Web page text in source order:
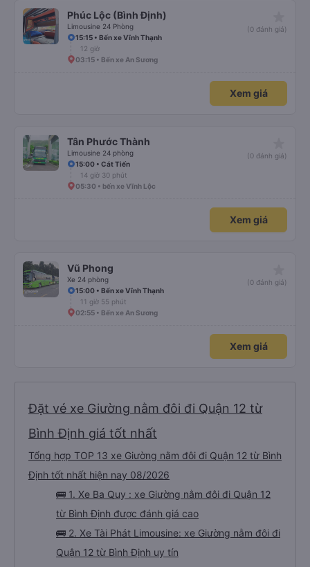
Phúc Lộc (Bình Định)
Limousine 24 Phòng
(0 đánh giá)
15:15 • Bến xe Vĩnh Thạnh
12 giờ
03:15 • Bến xe An Sương
Xem giá
Tân Phước Thành
Limousine 24 phòng
(0 đánh giá)
15:00 • Cát Tiến
14 giờ 30 phút
05:30 • bến xe Vĩnh Lộc
Xem giá
Vũ Phong
Xe 24 phòng
(0 đánh giá)
15:00 • Bến xe Vĩnh Thạnh
11 giờ 55 phút
02:55 • Bến xe An Sương
Xem giá
Đặt vé xe Giường nằm đôi đi Quận 12 từ
Bình Định giá tốt nhất
Tổng hợp TOP 13 xe Giường nằm đôi đi Quận 12 từ Bình
Định tốt nhất hiện nay 08/2026
🚌 1. Xe Ba Quy : xe Giường nằm đôi đi Quận 12
từ Bình Định được đánh giá cao
🚌 2. Xe Tài Phát Limousine: xe Giường nằm đôi đi
Quận 12 từ Bình Định uy tín